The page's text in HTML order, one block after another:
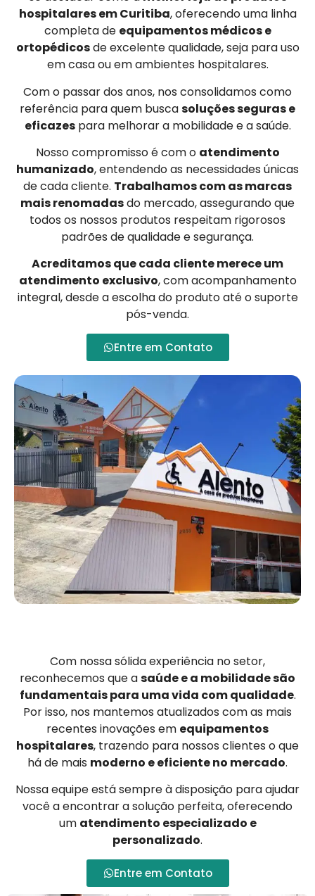
hospitalares em Curitiba, oferecendo uma linha
completa de equipamentos médicos e
ortopédicosde excelente qualidade, seja para uso
em casa ou em ambientes hospitalares.
Com o passar dos anos, nos consolidamos como
referência para quem buscasoluções seguras e
eficazespara melhorar a mobilidade e a saúde.
Nosso compromisso é com o atendimento
humanizado, entendendo as necessidades únicas
de cada cliente. Trabalhamos com as marcas
mais renomadasdo mercado, assegurando que
todos os nossos produtos respeitam rigorosos
padrões de qualidade e segurança.
Acreditamos que cada cliente merece um
atendimento exclusivo, com acompanhamento
integral, desde a escolha do produto até o suporte
pós-venda.
Entre em Contato
Com nossa sólida experiência no setor,
reconhecemos que asaúde e a mobilidade são
fundamentais para uma vida com qualidade.
Por isso, nos mantemos atualizados com as mais
recentes inovações em equipamentos
hospitalares, trazendo para nossos clientes o que
há de mais moderno e eficiente no mercado.
Nossa equipe está sempre à disposição para ajudar
você a encontrar a solução perfeita, oferecendo
um atendimento especializado e
personalizado.
Entre em Contato